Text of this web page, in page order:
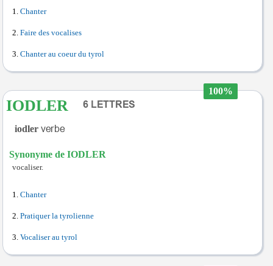
Chanter
Faire des vocalises
Chanter au coeur du tyrol
100%
IODLER
iodler
Synonyme de IODLER
vocaliser.
Chanter
Pratiquer la tyrolienne
Vocaliser au tyrol